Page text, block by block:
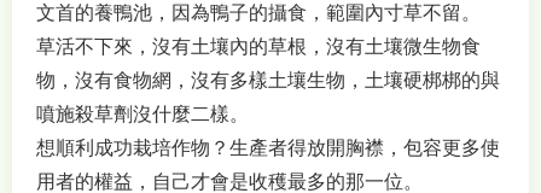
文首的養鴨池，因為鴨子的攝食，範圍內寸草不留。
草活不下來，沒有土壤內的草根，沒有土壤微生物食
物，沒有食物網，沒有多樣土壤生物，土壤硬梆梆的與
噴施殺草劑沒什麼二樣。
想順利成功栽培作物？生產者得放開胸襟，包容更多使
用者的權益，自己才會是收穫最多的那一位。